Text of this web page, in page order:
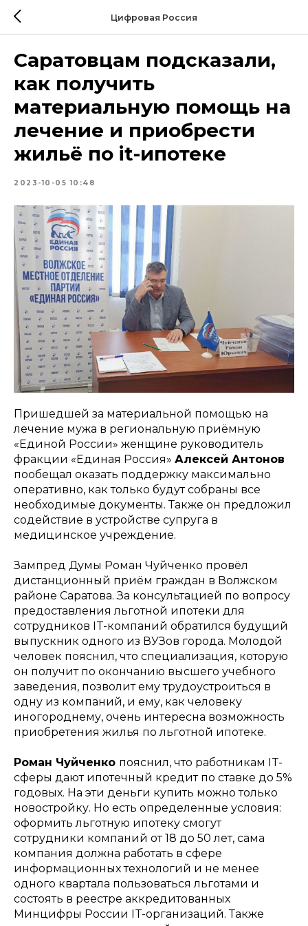
Цифровая Россия
Саратовцам подсказали,
как получить
материальную помощь на
лечение и приобрести
жильё по it-ипотеке
2023-10-05 10:48
Пришедшей за материальной помощью на
лечение мужа в региональную приёмную
«Единой России» женщине руководитель
фракции «Единая Россия» Алексей Антонов
пообещал оказать поддержку максимально
оперативно, как только будут собраны все
необходимые документы. Также он предложил
содействие в устройстве супруга в
медицинское учреждение.
Зампред Думы Роман Чуйченко провёл
дистанционный приём граждан в Волжском
районе Саратова. За консультацией по вопросу
предоставления льготной ипотеки для
сотрудников IT-компаний обратился будущий
выпускник одного из ВУЗов города. Молодой
человек пояснил, что специализация, которую
он получит по окончанию высшего учебного
заведения, позволит ему трудоустроиться в
одну из компаний, и ему, как человеку
иногороднему, очень интересна возможность
приобретения жилья по льготной ипотеке.
Роман Чуйченко пояснил, что работникам IT-
сферы дают ипотечный кредит по ставке до 5%
годовых. На эти деньги купить можно только
новостройку. Но есть определенные условия:
оформить льготную ипотеку смогут
сотрудники компаний от 18 до 50 лет, сама
компания должна работать в сфере
информационных технологий и не менее
одного квартала пользоваться льготами и
состоять в реестре аккредитованных
Минцифры России IT-организаций. Также